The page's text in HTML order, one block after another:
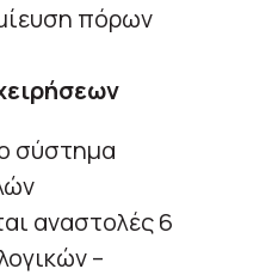
πόρων
σύστημα
αναστολές 6
–